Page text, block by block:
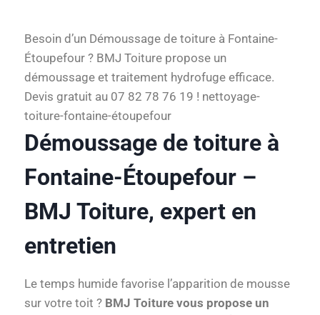
Besoin d’un Démoussage de toiture à Fontaine-
Étoupefour ? BMJ Toiture propose un
démoussage et traitement hydrofuge efficace.
Devis gratuit au 07 82 78 76 19 ! nettoyage-
toiture-fontaine-étoupefour
Démoussage de toiture à
Fontaine-Étoupefour –
BMJ Toiture, expert en
entretien
Le temps humide favorise l’apparition de mousse
sur votre toit ? BMJ Toiture vous propose un